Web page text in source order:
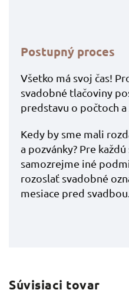
Postupný proces
Všetko má svoj čas!
svadobné tlačoviny
predstavu o počtoch
Kedy by sme mali
a pozvánky? Pre
samozrejme iné
rozoslať svadobné
mesiace pred
Súvisiaci tovar